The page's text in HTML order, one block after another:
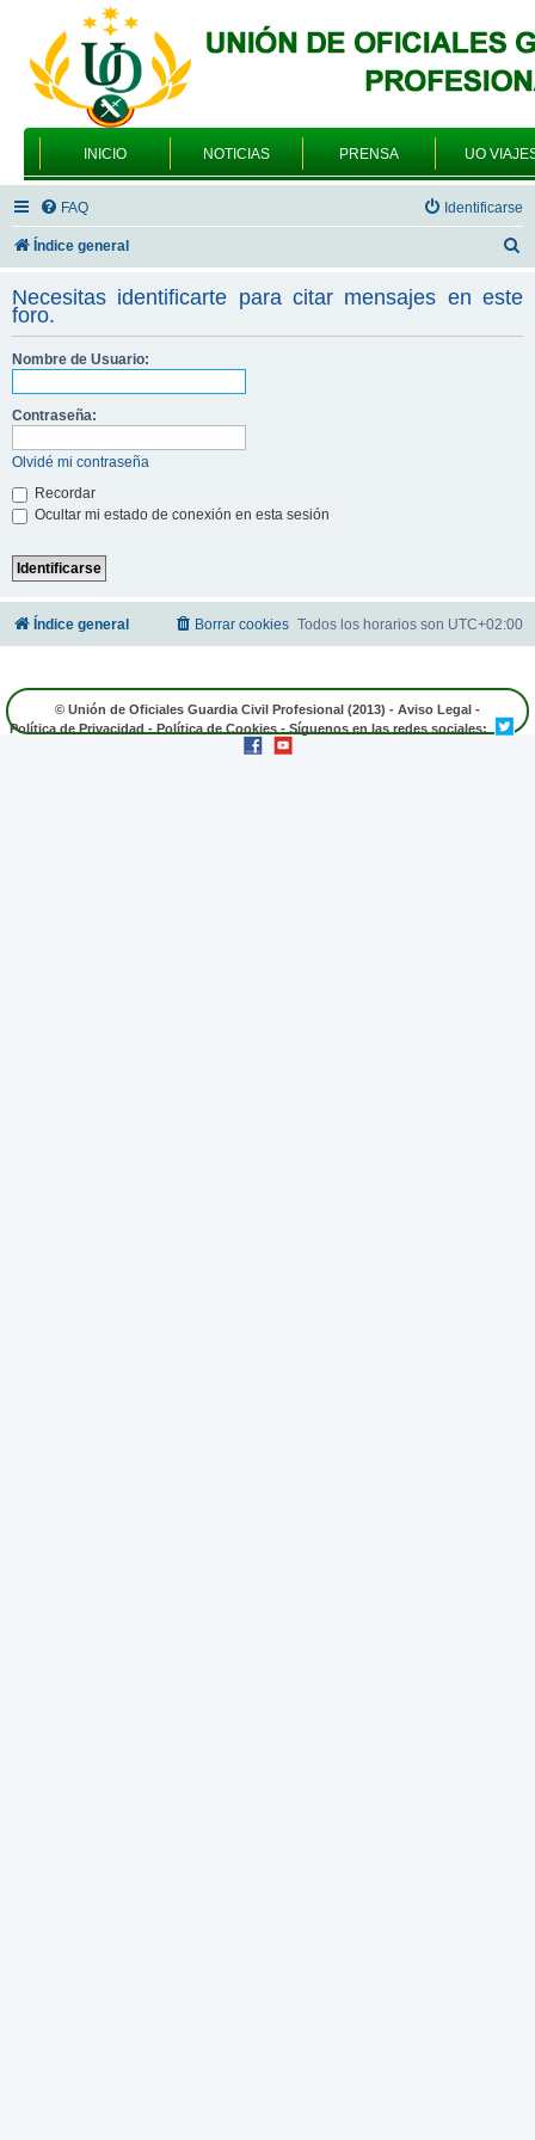
INICIO NOTICIAS PRENSA UO
FAQ Identificarse
Índice general
c
Necesitas identificarte para citar mensajes en este
foro.
Nombre de Usuario:
Contraseña:
Olvidé mi contraseña
Recordar
Ocultar mi estado de conexión en esta sesión
Índice general Todos los horarios son UTC+02:00
Borrar cookies
© Unión de Oficiales Guardia Civil Profesional (2013) - Aviso Legal -
Política de Privacidad - Política de Cookies - Síguenos en las redes sociales: